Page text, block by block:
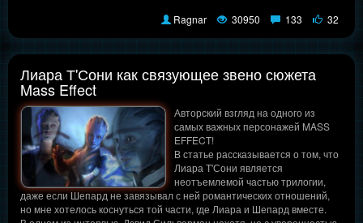
Ragnar
30950 133 32
Лиара Т'Сони как связующее звено сюжета
Mass Effect
Авторский взгляд на одного из
самых важных персонажей MASS
EFFECT!
В статье рассказывается о том, что
Лиара Т'Сони является
неотъемлемой частью трилогии,
даже если Шепард не завязывал с ней романтических отношений,
но мне хотелось коснуться той части, где Лиара и Шепард вместе.